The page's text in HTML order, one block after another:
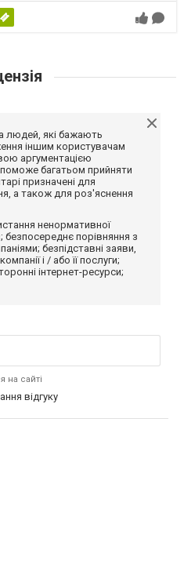
людей, які бажають
іншим користувачам
аргументацією
багатьом прийняти
призначені для
а також для роз'яснення
ненормативної
безпосереднє порівняння з
безпідставні заяви,
і / або її послуги;
інтернет-ресурси;
на сайті
відгуку